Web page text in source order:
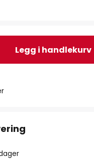
Legg i handlekurv